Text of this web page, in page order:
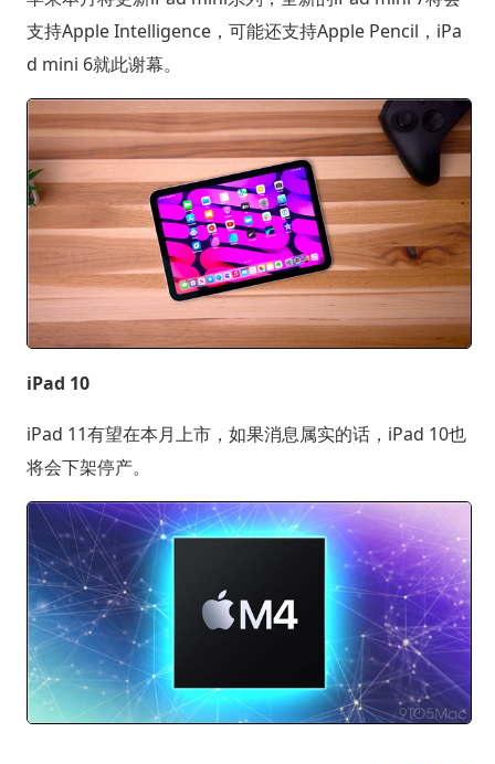
支持Apple Intelligence，可能还支持Apple Pencil，iPa
d mini 6就此谢幕。
iPad 10
iPad 11有望在本月上市，如果消息属实的话，iPad 10也
将会下架停产。